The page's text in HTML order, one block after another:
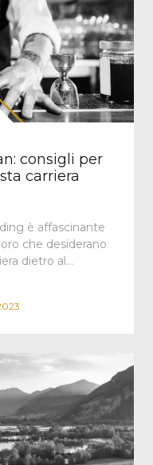
consigli per
carriera
è affascinante
che desiderano
dietro al…